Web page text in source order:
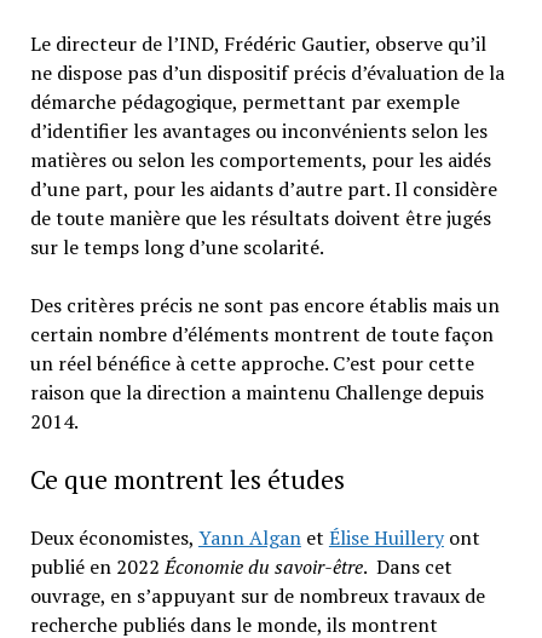
Le directeur de l’IND, Frédéric Gautier, observe qu’il
ne dispose pas d’un dispositif précis d’évaluation de la
démarche pédagogique, permettant par exemple
d’identifier les avantages ou inconvénients selon les
matières ou selon les comportements, pour les aidés
d’une part, pour les aidants d’autre part. Il considère
de toute manière que les résultats doivent être jugés
sur le temps long d’une scolarité.
Des critères précis ne sont pas encore établis mais un
certain nombre d’éléments montrent de toute façon
un réel bénéfice à cette approche. C’est pour cette
raison que la direction a maintenu Challenge depuis
2014.
Ce que montrent les études
Deux économistes, Yann Alganet Élise Huilleryont
publié en 2022Économie du savoir-être. Dans cet
ouvrage, en s’appuyant sur de nombreux travaux de
recherche publiés dans le monde, ils montrent